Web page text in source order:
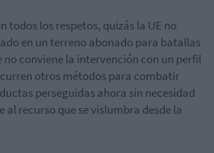
todos los respetos, quizás la UE no
en un terreno abonado para batallas
no conviene la intervención con un perfil
otros métodos para combatir
perseguidas ahora sin necesidad
al recurso que se vislumbra desde la